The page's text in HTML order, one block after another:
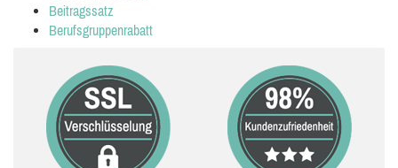
Beitragssatz
Berufsgruppenrabatt